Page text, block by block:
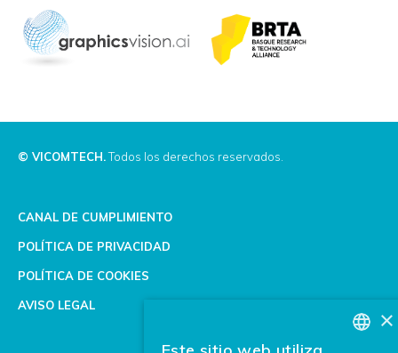
© VICOMTECH.Todos los derechos reservados.
CANAL DE CUMPLIMIENTO
POLÍTICA DE PRIVACIDAD
POLÍTICA DE COOKIES
AVISO LEGAL
×